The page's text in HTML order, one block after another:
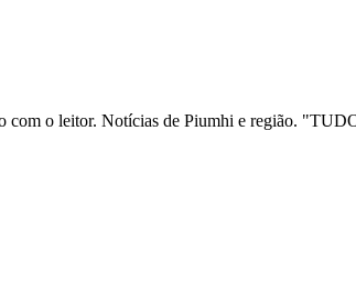
com o leitor. Notícias de Piumhi e região.